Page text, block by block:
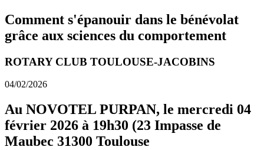
Comment s'épanouir dans le bénévolat
grâce aux sciences du comportement
ROTARY CLUB TOULOUSE-JACOBINS
04/02/2026
Au NOVOTEL PURPAN, le mercredi 04
février 2026 à 19h30 (23 Impasse de
Maubec 31300 Toulouse